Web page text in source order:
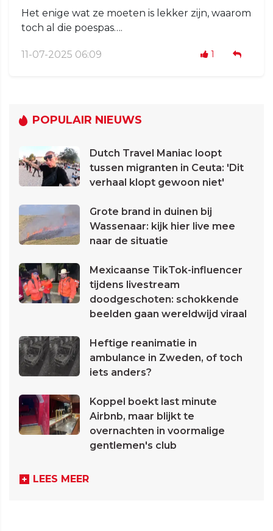
Het enige wat ze moeten is lekker zijn, waarom
toch al die poespas….
11-07-2025 06:09 1
POPULAIR NIEUWS
Dutch Travel Maniac loopt
tussen migranten in Ceuta: 'Dit
verhaal klopt gewoon niet'
Grote brand in duinen bij
Wassenaar: kijk hier live mee
naar de situatie
Mexicaanse TikTok-influencer
tijdens livestream
doodgeschoten: schokkende
beelden gaan wereldwijd viraal
Heftige reanimatie in
ambulance in Zweden, of toch
iets anders?
Koppel boekt last minute
Airbnb, maar blijkt te
overnachten in voormalige
gentlemen's club
LEES MEER